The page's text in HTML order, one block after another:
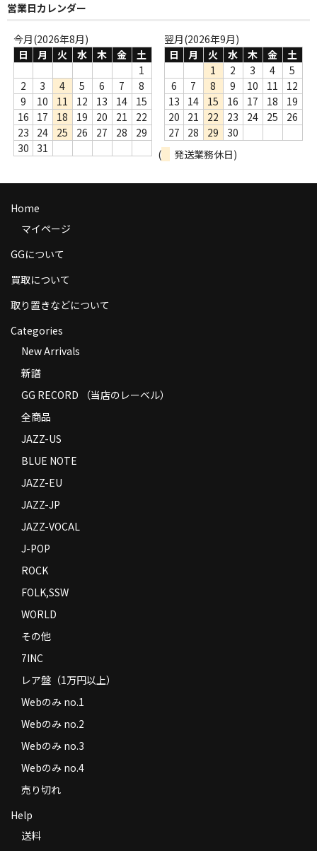
Webのみ no.2
Webのみ no.3
Webのみ no.4
売り切れ
商品の発送
お支払い方法
Privacy Policy
特定商取引法に基づく表示
営業日カレンダー
今月(2026年8月)
日
月 火 水 木 金
土
1
2
3 4 5 6 7
8
9
10 11 12 13 14
15
16
17 18 19 20 21
22
23
24 25 26 27 28
29
30
31
翌月(2026年9月)
日
月 火 水 木 金
土
1
2 3 4
5
6
7 8 9 10 11
12
13
14 15 16 17 18
19
20
21 22 23 24 25
26
27
28 29
30
(
発送業務休日)
Home
マイページ
GGについて
買取について
取り置きなどについて
Categories
New Arrivals
新譜
GG RECORD （当店のレーベル）
全商品
JAZZ-US
BLUE NOTE
JAZZ-EU
JAZZ-JP
JAZZ-VOCAL
J-POP
ROCK
FOLK,SSW
WORLD
その他
7INC
レア盤（1万円以上）
Webのみ no.1
Webのみ no.2
Webのみ no.3
Webのみ no.4
売り切れ
Help
送料